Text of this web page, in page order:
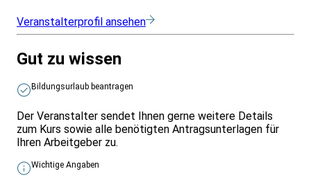
Veranstalterprofil ansehen
Gut zu wissen
Bildungsurlaub beantragen
Der Veranstalter sendet Ihnen gerne weitere Details
zum Kurs sowie alle benötigten Antragsunterlagen für
Ihren Arbeitgeber zu.
Wichtige Angaben